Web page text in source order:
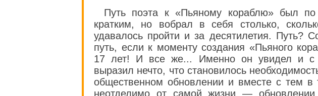
Путь поэта к «Пьяному кораблю» был по
кратким, но вобрал в себя столько,
удавалось пройти и за десятилетия. Путь?
путь, если к моменту создания «Пьяного
17 лет! И все же... Именно он увидел и с
выразил нечто, что становилось
общественном обновлении и вместе с тем
неотделимо от самой жизни — обновлении